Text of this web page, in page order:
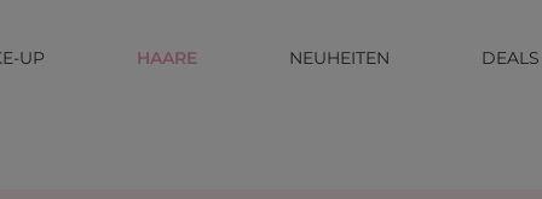
UP HAARE NEUHEITEN DEALS